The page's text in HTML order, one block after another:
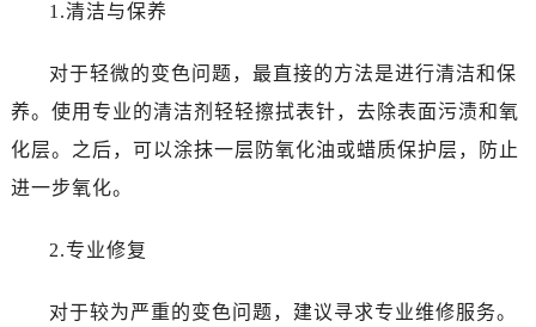
1.清洁与保养
对于轻微的变色问题，最直接的方法是进行清洁和保
养。使用专业的清洁剂轻轻擦拭表针，去除表面污渍和氧
化层。之后，可以涂抹一层防氧化油或蜡质保护层，防止
进一步氧化。
2.专业修复
对于较为严重的变色问题，建议寻求专业维修服务。